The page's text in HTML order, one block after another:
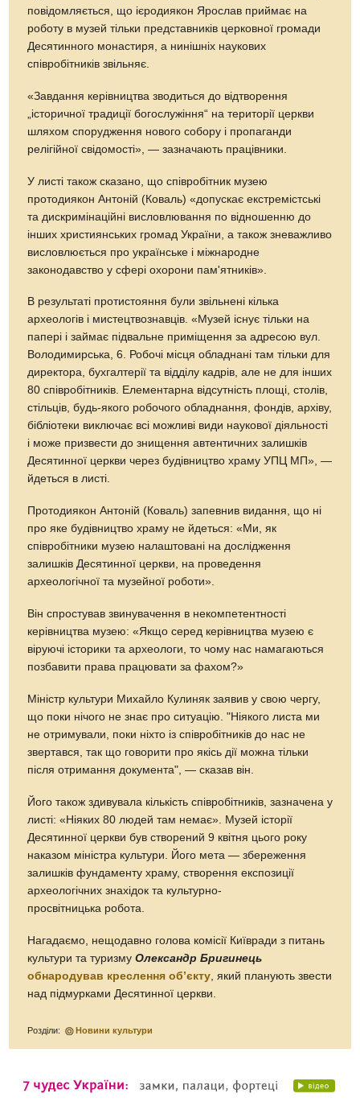
повідомляється, що ієродиякон Ярослав приймає на
роботу в музей тільки представників церковної громади
Десятинного монастиря, а нинішніх наукових
співробітників звільняє.
«Завдання керівництва зводиться до відтворення
„історичної традиції богослужіння“ на території церкви
шляхом спорудження нового собору і пропаганди
релігійної свідомості», — зазначають працівники.
У листі також сказано, що співробітник музею
протодиякон Антоній (Коваль) «допускає екстремістські
та дискримінаційні висловлювання по відношенню до
інших християнських громад України, а також зневажливо
висловлюється про українське і міжнародне
законодавство у сфері охорони пам'ятників».
В результаті протистояння були звільнені кілька
археологів і мистецтвознавців. «Музей існує тільки на
папері і займає підвальне приміщення за адресою вул.
Володимирська, 6. Робочі місця обладнані там тільки для
директора, бухгалтерії та відділу кадрів, але не для інших
80 співробітників. Елементарна відсутність площі, столів,
стільців, будь-якого робочого обладнання, фондів, архіву,
бібліотеки виключає всі можливі види наукової діяльності
і може призвести до знищення автентичних залишків
Десятинної церкви через будівництво храму УПЦ МП», —
йдеться в листі.
Протодиякон Антоній (Коваль) запевнив видання, що ні
про яке будівництво храму не йдеться: «Ми, як
співробітники музею налаштовані на дослідження
залишків Десятинної церкви, на проведення
археологічної та музейної роботи».
Він спростував звинувачення в некомпетентності
керівництва музею: «Якщо серед керівництва музею є
віруючі історики та археологи, то чому нас намагаються
позбавити права працювати за фахом?»
Міністр культури Михайло Кулиняк заявив у свою чергу,
що поки нічого не знає про ситуацію. "Ніякого листа ми
не отримували, поки ніхто із співробітників до нас не
звертався, так що говорити про якісь дії можна тільки
після отримання документа", — сказав він.
Його також здивувала кількість співробітників, зазначена у
листі: «Ніяких 80 людей там немає». Музей історії
Десятинної церкви був створений 9 квітня цього року
наказом міністра культури. Його мета — збереження
залишків фундаменту храму, створення експозиції
археологічних знахідок та культурно-
просвітницька робота.
Нагадаємо, нещодавно голова комісії Київради з питань
культури та туризмуОлександр Бригинець
обнародував креслення об’єкту, який планують звести
над підмурками Десятинної церкви.
Розділи: Новини культури